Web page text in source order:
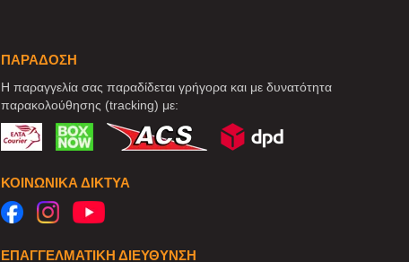
ΠΑΡΑΔΟΣΗ
Η παραγγελία σας παραδίδεται γρήγορα και με δυνατότητα
παρακολούθησης (tracking) με:
ΚΟΙΝΩΝΙΚΆ ΔΊΚΤΥΑ
ΕΠΑΓΓΕΛΜΑΤΙΚΗ ΔΙΕΥΘΥΝΣΗ